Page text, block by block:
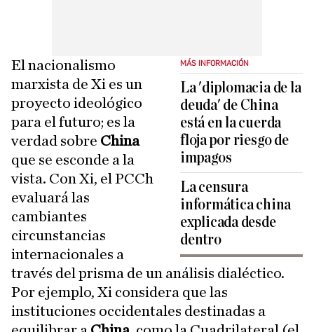
MÁS INFORMACIÓN
La 'diplomacia de la
deuda' de China
está en la cuerda
floja por riesgo de
impagos
La censura
informática china
explicada desde
dentro
El nacionalismo
marxista de Xi es un
proyecto ideológico
para el futuro; es la
verdad sobre China
que se esconde a la
vista. Con Xi, el PCCh
evaluará las
cambiantes
circunstancias
internacionales a
través del prisma de un análisis dialéctico.
Por ejemplo, Xi considera que las
instituciones occidentales destinadas a